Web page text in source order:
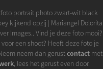
portrait photo zwart-wit black
kijkend opzij | Mariangel Dolorita
Images.. Vind je deze foto mooi?
een shoot? Heeft deze foto je
neem dan gerustcontactmet
, lees het gerust even door.